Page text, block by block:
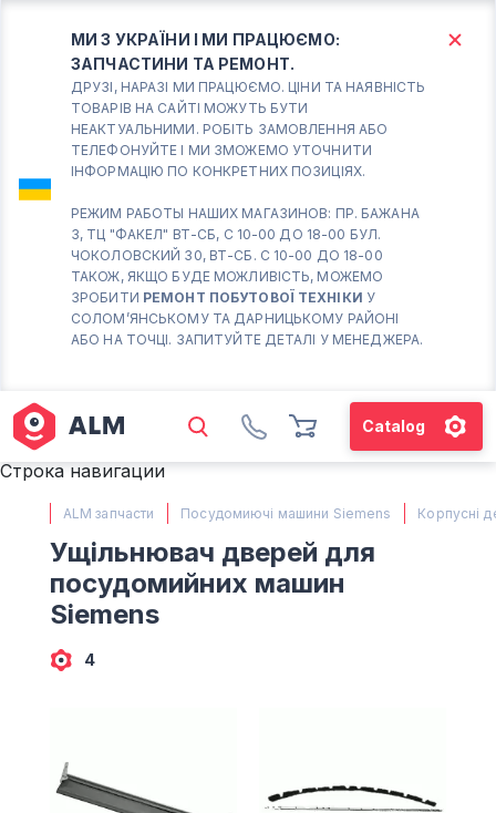
МИ З УКРАЇНИ І МИ ПРАЦЮЄМО:
ЗАПЧАСТИНИ ТА РЕМОНТ.
ДРУЗІ, НАРАЗІ МИ ПРАЦЮЄМО. ЦІНИ ТА НАЯВНІСТЬ
ТОВАРІВ НА САЙТІ МОЖУТЬ БУТИ
НЕАКТУАЛЬНИМИ. РОБІТЬ ЗАМОВЛЕННЯ АБО
ТЕЛЕФОНУЙТЕ І МИ ЗМОЖЕМО УТОЧНИТИ
ІНФОРМАЦІЮ ПО КОНКРЕТНИХ ПОЗИЦІЯХ.
РЕЖИМ РАБОТЫ НАШИХ МАГАЗИНОВ: ПР. БАЖАНА
3, ТЦ "ФАКЕЛ" ВТ-СБ, С 10-00 ДО 18-00 БУЛ.
ЧОКОЛОВСКИЙ 30, ВТ-СБ. С 10-00 ДО 18-00
ТАКОЖ, ЯКЩО БУДЕ МОЖЛИВІСТЬ, МОЖЕМО
ЗРОБИТИ РЕМОНТ ПОБУТОВОЇ ТЕХНІКИ У
СОЛОМ’ЯНСЬКОМУ ТА ДАРНИЦЬКОМУ РАЙОНІ
АБО НА ТОЧЦІ. ЗАПИТУЙТЕ ДЕТАЛІ У МЕНЕДЖЕРА.
Catalog
КИЇВ БОРИСПІЛЬ
Вт.- Сб.
10:00 - 18:00
Солом'янський район
працює ВТ-СБ с10-00 до
18-00
(098) 672 76 42
М. ХАРКІВСЬКА – ПРАЦЮЄ
ВТ-СБ С10-00 ДО 18-00
(067) 385 27 70
(063) 527 27 00
(044) 332 76 42
КАРТА
Строка навигации
ALM запчасти Посудомиючі машини Siemens Корпусні
Ущільнювач дверей для
посудомийних машин
Siemens
4